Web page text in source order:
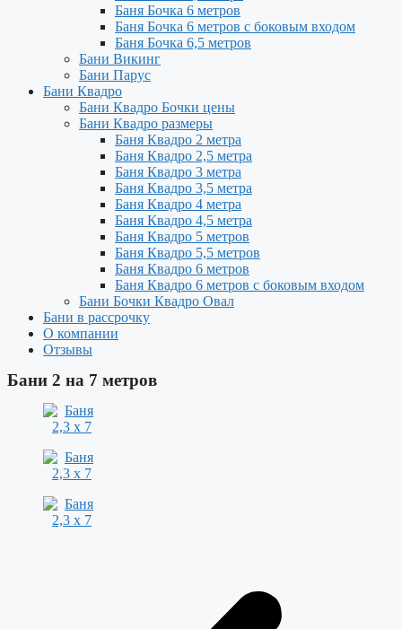
Баня Бочка 6 метров
Баня Бочка 6 метров с боковым входом
Баня Бочка 6,5 метров
Бани Викинг
Бани Парус
Бани Квадро
Бани Квадро Бочки цены
Бани Квадро размеры
Баня Квадро 2 метра
Баня Квадро 2,5 метра
Баня Квадро 3 метра
Баня Квадро 3,5 метра
Баня Квадро 4 метра
Баня Квадро 4,5 метра
Баня Квадро 5 метров
Баня Квадро 5,5 метров
Баня Квадро 6 метров
Баня Квадро 6 метров с боковым входом
Бани Бочки Квадро Овал
Бани в рассрочку
О компании
Отзывы
Бани 2 на 7 метров